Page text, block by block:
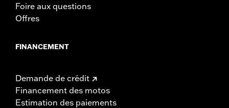
Foire aux questions
Offres
FINANCEMENT
Demande de crédit
Financement des motos
Estimation des paiements